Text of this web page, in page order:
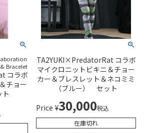
Bracelet
コラボ
チョー
TA2YUKI×PredatorRat コラボ
マイクロニットビキニ＆チョー
カー＆ブレスレット＆ネコミミ
（ブルー） セット
Price ¥30,000税込
在庫切れ